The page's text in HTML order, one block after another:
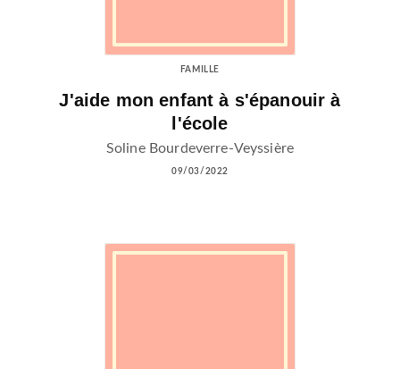
FAMILLE
J'aide mon enfant à s'épanouir à
l'école
Soline Bourdeverre-Veyssière
09/03/2022